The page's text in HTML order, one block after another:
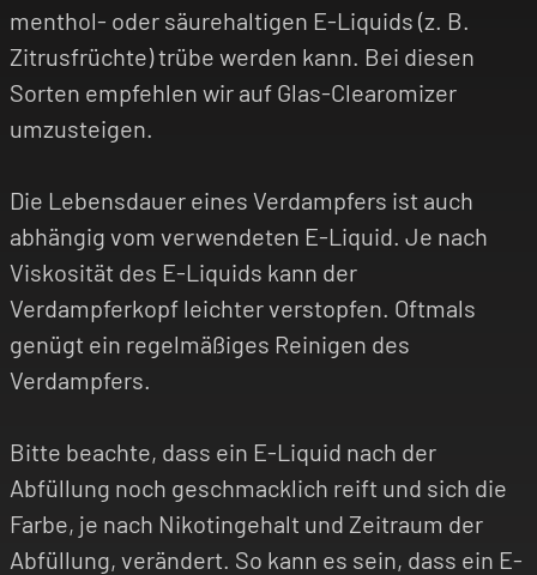
menthol- oder säurehaltigen E-Liquids (z. B.
Zitrusfrüchte) trübe werden kann. Bei diesen
Sorten empfehlen wir auf Glas-Clearomizer
umzusteigen.
Die Lebensdauer eines Verdampfers ist auch
abhängig vom verwendeten E-Liquid. Je nach
Viskosität des E-Liquids kann der
Verdampferkopf leichter verstopfen. Oftmals
genügt ein regelmäßiges Reinigen des
Verdampfers.
Bitte beachte, dass ein E-Liquid nach der
Abfüllung noch geschmacklich reift und sich die
Farbe, je nach Nikotingehalt und Zeitraum der
Abfüllung, verändert. So kann es sein, dass ein E-